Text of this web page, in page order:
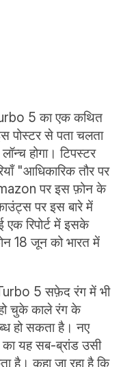
5 का एक कथित
पोस्टर से पता चलता
होगा। टिपस्टर
"आधिकारिक तौर पर
पर इस फ़ोन के
पर इस बारे में
रिपोर्ट में इसके
18 जून को भारत में
5 सफ़ेद रंग में भी
चुके काले रंग के
हो सकता है। नए
यह सब-ब्रांड उसी
है। कहा जा रहा है कि